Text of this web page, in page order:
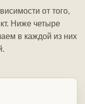
от того,
Ниже четыре
в каждой из них